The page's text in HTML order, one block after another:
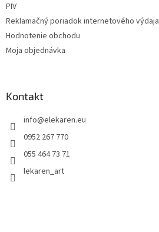
PIV
Reklamačný poriadok internetového výdaja
Hodnotenie obchodu
Moja objednávka
Kontakt
info@elekaren.eu
0952 267 770
055 464 73 71
lekaren_art